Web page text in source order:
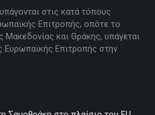
στις κατά τόπους
Επιτροπής, οπότε το
Μακεδονίας και Θράκης, υπάγεται
Ευρωπαϊκής Επιτροπής στην